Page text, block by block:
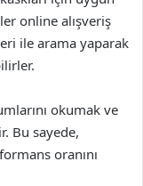
online alışveriş
ile arama yaparak
okumak ve
Bu sayede,
oranını